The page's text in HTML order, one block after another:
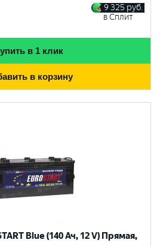
9 325 руб.
в Сплит
в 1 клик
в корзину
Blue (140 Ач, 12 V) Прямая,